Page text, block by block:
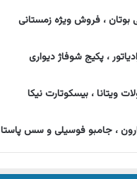
بوتان ، فروش ویژه زمستانی
، پکیج شوفاژ دیواری
ویتانا ، بیسکوتارت نیکا
، جامبو فوسیلی و سس پاستا